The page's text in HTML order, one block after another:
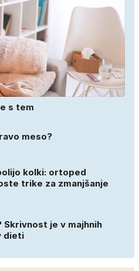
s tem
meso?
kolki: ortoped
trike za zmanjšanje
Skrivnost je v majhnih
dieti